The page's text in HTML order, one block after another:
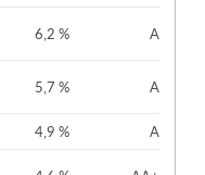
6,2 % A
5,7 % A
4,9 %
A